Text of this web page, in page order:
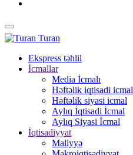
Turan
Ekspress təhlil
İcmallar
Media İcmalı
Həftəlik iqtisadi icmal
Həftəlik siyasi icmal
Aylıq İqtisadi İcmal
Aylıq Siyasi İcmal
İqtisadiyyat
Maliyyə